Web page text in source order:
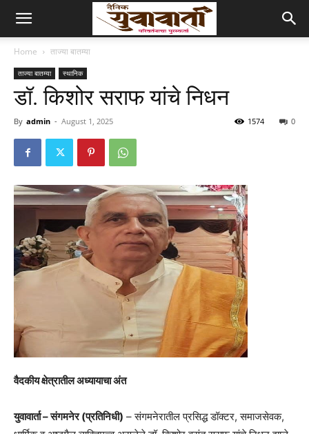
Home ताज्या बातम्या
ताज्या बातम्या स्थानिक
डॉ. किशोर सराफ यांचे निधन
By admin - August 1, 2025 0
1574
वैदकीय क्षेत्रातील अध्यायाचा अंत
युवावार्ता – संगमनेर (प्रतिनिधी) – संगमनेरातील प्रसिद्ध डॉक्टर, समाजसेवक,